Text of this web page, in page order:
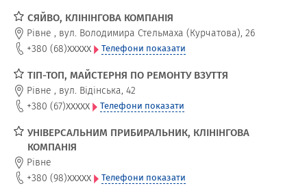
СЯЙВО, КЛІНІНГОВА КОМПАНІЯ
Рівне , вул. Володимира Стельмаха (Курчатова), 26
+380 (68)xxxxx Телефони показати
ТІП-ТОП, МАЙСТЕРНЯ ПО РЕМОНТУ ВЗУТТЯ
Рівне , вул. Відінська, 42
+380 (67)xxxxx Телефони показати
УНІВЕРСАЛЬНИМ ПРИБИРАЛЬНИК, КЛІНІНГОВА
КОМПАНІЯ
Рівне
+380 (98)xxxxx Телефони показати